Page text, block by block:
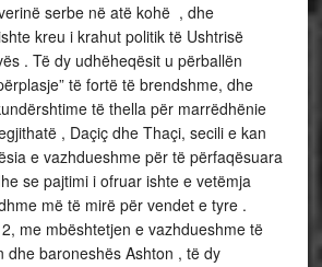
serbe në atë kohë , dhe
kreu i krahut politik të Ushtrisë
. Të dy udhëheqësit u përballën
të fortë të brendshme, dhe
të thella për marrëdhënie
, Daçiç dhe Thaçi, secili e kan
e vazhdueshme për të përfaqësuara
se pajtimi i ofruar ishte e vetëmja
më të mirë për vendet e tyre .
me mbështetjen e vazhdueshme të
dhe baroneshës Ashton , të dy